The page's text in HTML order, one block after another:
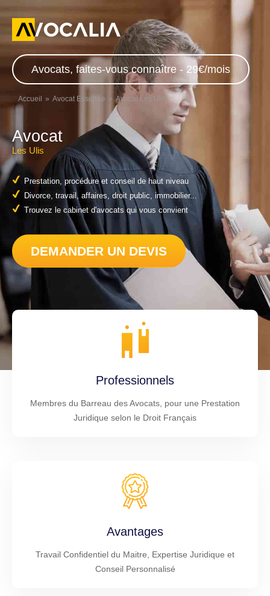
Avocats, faites-vous connaître - 29€/mois
Accueil Avocat Essonne Avocat Les Ulis
Avocat
Les Ulis
Prestation, procédure et conseil de haut niveau
Divorce, travail, affaires, droit public, immobilier...
Trouvez le cabinet d'avocats qui vous convient
DEMANDER UN DEVIS
Professionnels
Membres du Barreau des Avocats, pour une Prestation
Juridique selon le Droit Français
Avantages
Travail Confidentiel du Maitre, Expertise Juridique et
Conseil Personnalisé